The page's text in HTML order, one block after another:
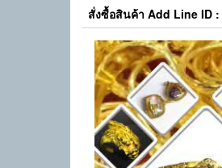
สั่งซื้อสินค้า Add Line ID :